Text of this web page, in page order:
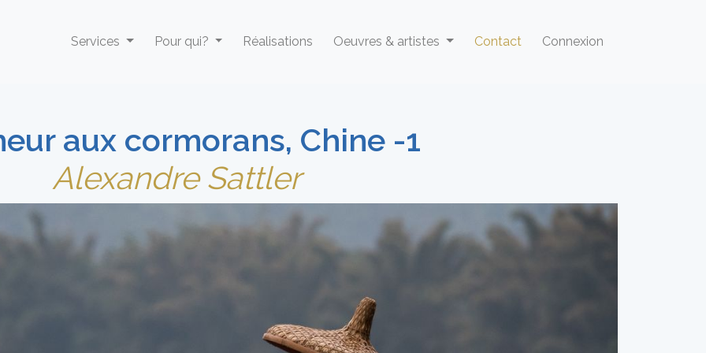
Services Pour qui? Réalisations Oeuvres & artistes Contact Connexion
aux cormorans, Chine -1
Alexandre Sattler